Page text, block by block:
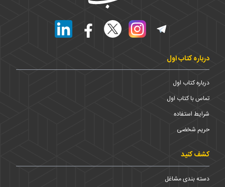
درباره کتاب اول
درباره کتاب اول
تماس با کتاب اول
شرایط استفاده
حریم شخضی
کشف کنید
دسته بندی مشاغل